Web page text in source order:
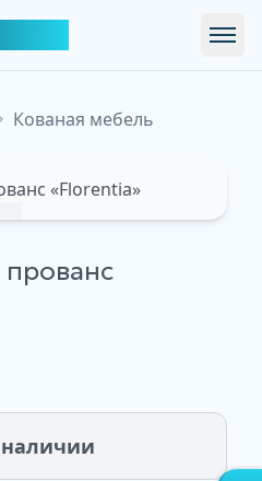
Кованая мебель
прованс